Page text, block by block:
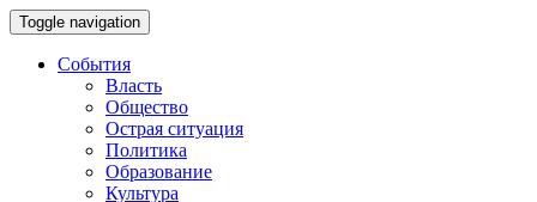
Toggle navigation
События
Власть
Общество
Острая ситуация
Политика
Образование
Культура